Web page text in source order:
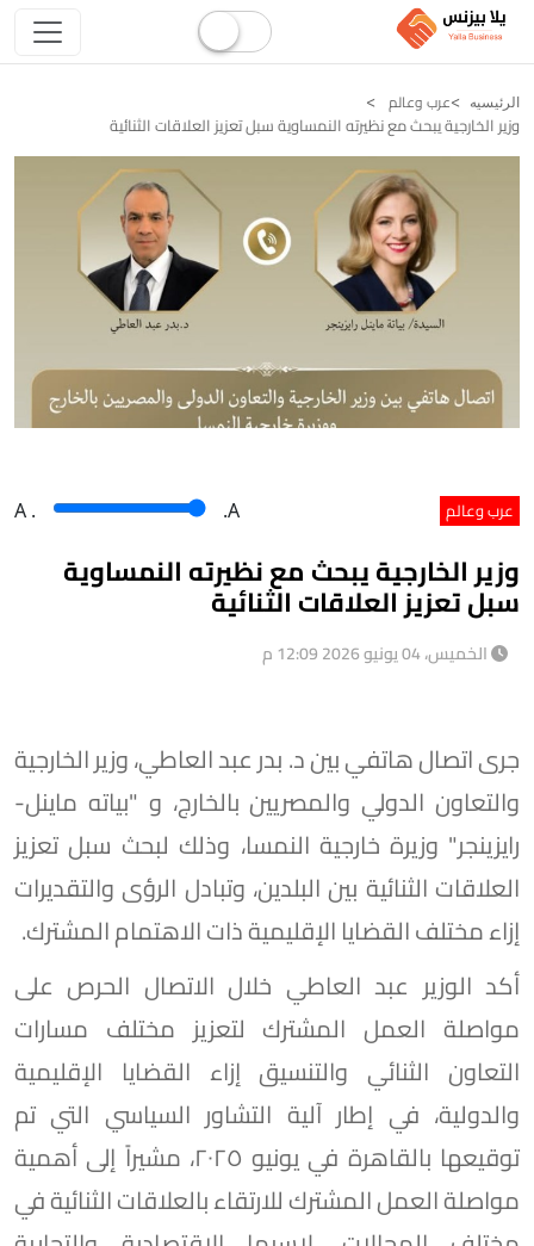
الرئيسيه عرب وعالم
وزير الخارجية يبحث مع نظيرته النمساوية سبل تعزيز العلاقات الثنائية
عرب وعالم A . .A
وزير الخارجية يبحث مع نظيرته النمساوية
سبل تعزيز العلاقات الثنائية
الخميس، 04 يونيو 2026 12:09 م
جرى اتصال هاتفي بين د. بدر عبد العاطي، وزير الخارجية
والتعاون الدولي والمصريين بالخارج، و "بياته ماينل-
رايزينجر" وزيرة خارجية النمسا، وذلك لبحث سبل تعزيز
العلاقات الثنائية بين البلدين، وتبادل الرؤى والتقديرات
إزاء مختلف القضايا الإقليمية ذات الاهتمام المشترك.
أكد الوزير عبد العاطي خلال الاتصال الحرص على
مواصلة العمل المشترك لتعزيز مختلف مسارات
التعاون الثنائي والتنسيق إزاء القضايا الإقليمية
والدولية، في إطار آلية التشاور السياسي التي تم
توقيعها بالقاهرة في يونيو ٢٠٢٥، مشيراً إلى أهمية
مواصلة العمل المشترك للارتقاء بالعلاقات الثنائية في